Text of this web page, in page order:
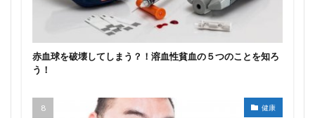
赤血球を破壊してしまう？！溶血性貧血の５つのことを知ろ
う！
健康